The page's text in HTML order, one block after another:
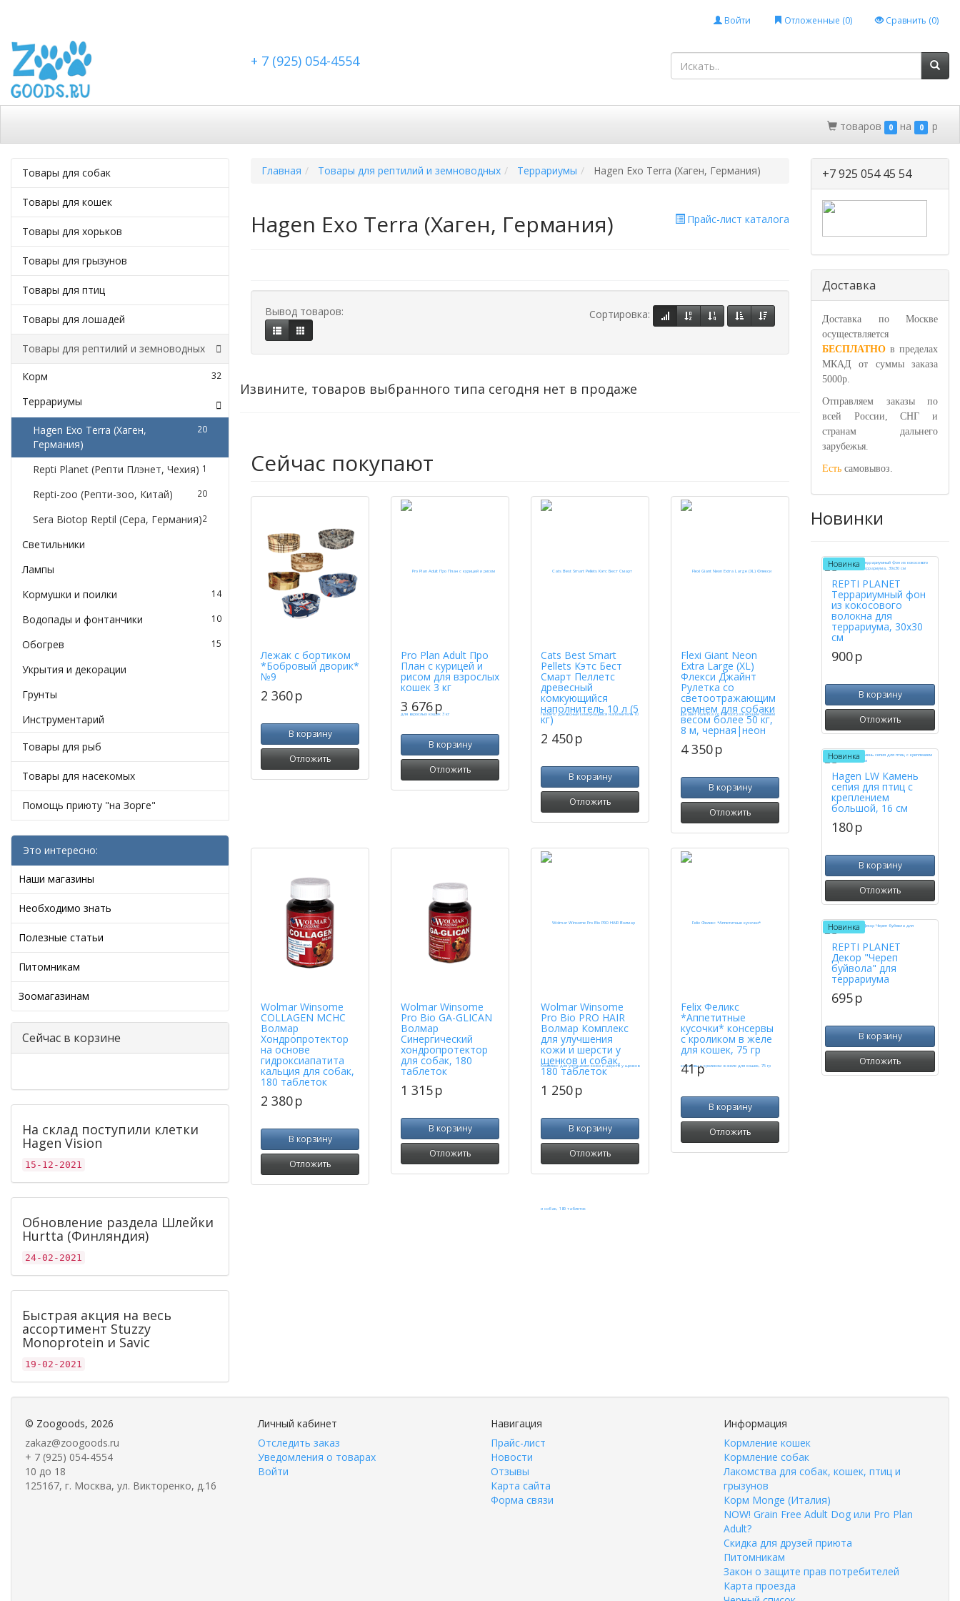
Войти Отложенные (0) Сравнить (0)
+ 7 (925) 054-4554
товаров 0 на 0 p
Товары для собак
Товары для кошек
Товары для хорьков
Товары для грызунов
Товары для птиц
Товары для лошадей
Товары для рептилий и земноводных
Корм 32
Террариумы
Hagen Exo Terra (Хаген,
Германия)
20
Repti Planet (Репти Плэнет, Чехия) 1
Repti-zoo (Репти-зоо, Китай) 20
Sera Biotop Reptil (Сера, Германия)2
Светильники
Лампы
Кормушки и поилки
14
Водопады и фонтанчики 10
Обогрев 15
Укрытия и декорации
Грунты
Инструментарий
Товары для рыб
Товары для насекомых
Помощь приюту "на Зорге"
Это интересно:
Наши магазины
Необходимо знать
Полезные статьи
Питомникам
Зоомагазинам
Сейчас в корзине
На склад поступили клетки
Hagen Vision
15-12-2021
Обновление раздела Шлейки
Hurtta (Финляндия)
24-02-2021
Быстрая акция на весь
ассортимент Stuzzy
Monoprotein и Savic
19-02-2021
Главная Товары для рептилий и земноводных Террариумы Hagen Exo Terra (Хаген, Германия)
Прайс-лист каталога
Hagen Exo Terra (Хаген, Германия)
Вывод товаров: Сортировка:
Извините, товаров выбранного типа сегодня нет в продаже
Сейчас покупают
Лежак с бортиком
*Бобровый дворик*
№9
2 360p
В корзину
Отложить
Pro Plan Adult Про
План с курицей и
рисом для взрослых
кошек 3 кг
3 676p
В корзину
Отложить
Cats Best Smart
Pellets Кэтс Бест
Смарт Пеллетс
древесный
комкующийся
наполнитель 10 л (5
кг)
2 450p
В корзину
Отложить
Flexi Giant Neon
Extra Large (XL)
Флекси Джайнт
Рулетка со
светоотражающим
ремнем для собаки
весом более 50 кг,
8 м, черная|неон
4 350p
В корзину
Отложить
Wolmar Winsome
COLLAGEN MCHC
Волмар
Хондропротектор
на основе
гидроксиапатита
кальция для собак,
180 таблеток
2 380p
В корзину
Отложить
Wolmar Winsome
Pro Bio GA-GLICAN
Волмар
Синергический
хондропротектор
для собак, 180
таблеток
1 315p
В корзину
Отложить
Wolmar Winsome
Pro Bio PRO HAIR
Волмар Комплекс
для улучшения
кожи и шерсти у
щенков и собак,
180 таблеток
1 250p
В корзину
Отложить
Felix Феликс
*Аппетитные
кусочки* консервы
с кроликом в желе
для кошек, 75 гр
41p
В корзину
Отложить
+7 925 054 45 54
Доставка
Доставка по Москве
осуществляется
БЕСПЛАТНО в пределах
МКАД от суммы заказа
5000р.
Отправляем заказы по
всей России, СНГ и
странам дальнего
зарубежья.
Есть самовывоз.
Новинки
Новинка
REPTI PLANET
Террариумный фон
из кокосового
волокна для
террариума, 30х30
см
900p
В корзину
Отложить
Новинка
Hagen LW Камень
сепия для птиц с
креплением
большой, 16 см
180p
В корзину
Отложить
Новинка
REPTI PLANET
Декор "Череп
буйвола" для
террариума
695p
В корзину
Отложить
© Zoogoods, 2026
zakaz@zoogoods.ru
+ 7 (925) 054-4554
10 до 18
125167, г. Москва, ул. Викторенко, д.16
Личный кабинет
Отследить заказ
Уведомления о товарах
Войти
Навигация
Прайс-лист
Новости
Отзывы
Карта сайта
Форма связи
Информация
Кормление кошек
Кормление собак
Лакомства для собак, кошек, птиц и
грызунов
Корм Monge (Италия)
NOW! Grain Free Adult Dog или Pro Plan
Adult?
Скидка для друзей приюта
Питомникам
Закон о защите прав потребителей
Карта проезда